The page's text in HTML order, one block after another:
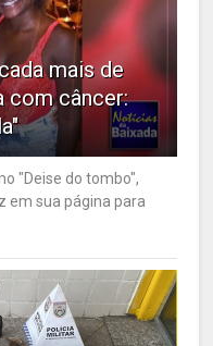
mais de
com câncer:
"Deise do tombo",
em sua página para